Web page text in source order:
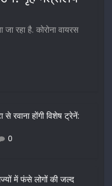
रहा है. कोरोना वायरस
रवाना होंगी विशेष ट्रेनें:
0
में फंसे लोगों की जल्द